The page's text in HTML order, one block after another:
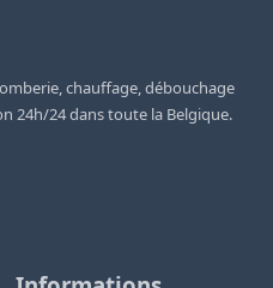
chauffage, débouchage
24h/24 dans toute la Belgique.